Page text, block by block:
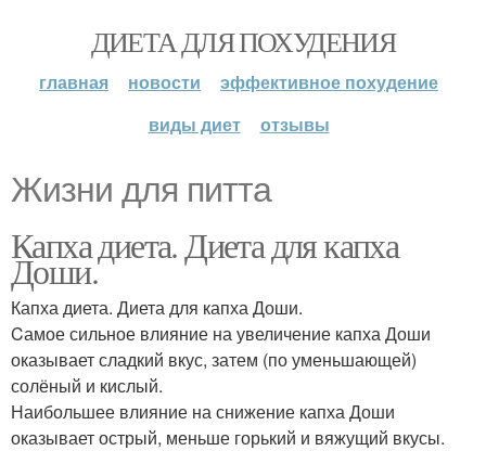
ДИЕТА ДЛЯ ПОХУДЕНИЯ
главная новости
эффективное похудение
виды диет
отзывы
Жизни для питта
Капха диета. Диета для капха
Доши.
Капха диета. Диета для капха Доши.
Cамое сильное влияние на увеличение капха Доши
оказывает сладкий вкус, затем (по уменьшающей)
солёный и кислый.
Наибольшее влияние на снижение капха Доши
оказывает острый, меньше горький и вяжущий вкусы.